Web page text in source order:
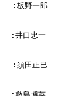
:板野一郎
:井口忠一
:須田正巳